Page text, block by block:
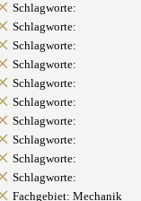
Schlagworte:
Schlagworte:
Schlagworte:
Schlagworte:
Schlagworte:
Schlagworte:
Schlagworte:
Schlagworte:
Schlagworte:
Schlagworte:
Fachgebiet: Mechanik